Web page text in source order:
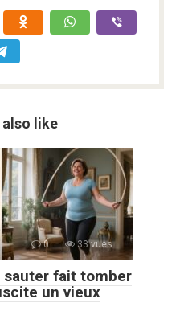
also like
0 33 vues
sauter fait tomber
un vieux